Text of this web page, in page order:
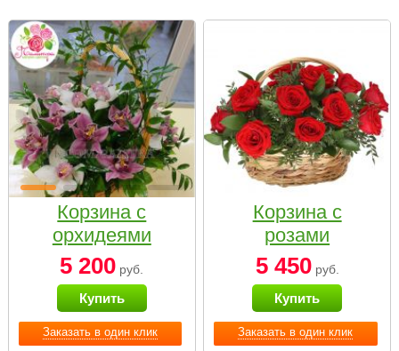
Заказать в один клик
Корзина с
орхидеями
малая
5 200 руб.
Купить
Заказать в один клик
Корзина с
розами
«Красный
Париж»
5 450руб.
Купить